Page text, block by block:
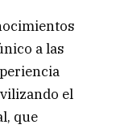
a las
el
que